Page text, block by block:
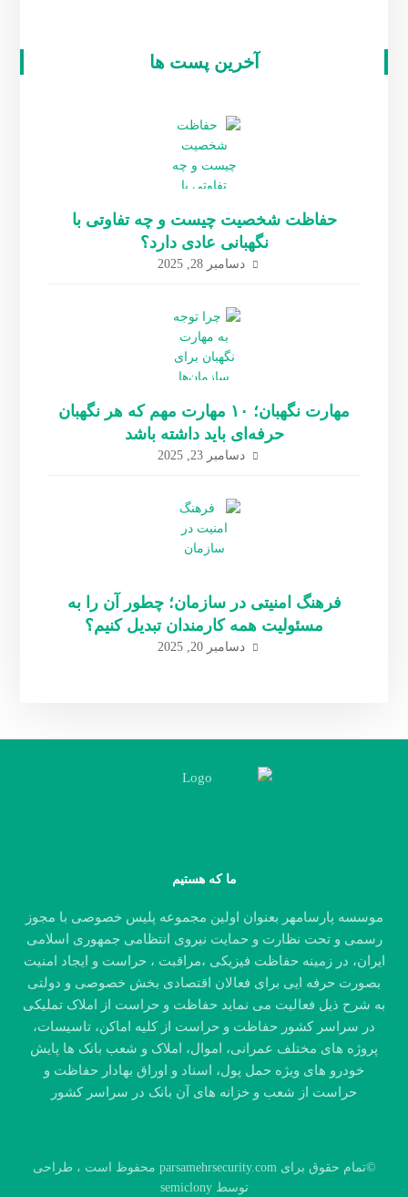
آخرین پست ها
حفاظت شخصیت چیست و چه تفاوتی با
نگهبانی عادی دارد؟
دسامبر 28, 2025
مهارت نگهبان؛ ۱۰ مهارت مهم که هر نگهبان
حرفه‌ای باید داشته باشد
دسامبر 23, 2025
فرهنگ امنیتی در سازمان؛ چطور آن را به
مسئولیت همه کارمندان تبدیل کنیم؟
دسامبر 20, 2025
ما که هستیم
موسسه پارسامهر بعنوان اولین مجموعه پلیس خصوصی با مجوز
رسمی و تحت نظارت و حمایت نیروی انتظامی جمهوری اسلامی
ایران، در زمینه حفاظت فیزیکی ،مراقبت ، حراست و ایجاد امنیت
بصورت حرفه ایی برای فعالان اقتصادی بخش خصوصی و دولتی
به شرح ذیل فعالیت می نماید حفاظت و حراست از املاک تملیکی
در سراسر کشور حفاظت و حراست از کلیه اماکن، تاسیسات،
پروژه های مختلف عمرانی، اموال، املاک و شعب بانک ها پایش
خودرو های ویژه حمل پول، اسناد و اوراق بهادار حفاظت و
حراست از شعب و خزانه های آن بانک در سراسر کشور
©تمام حقوق برای parsamehrsecurity.com محفوظ است ، طراحی
توسط semiclony